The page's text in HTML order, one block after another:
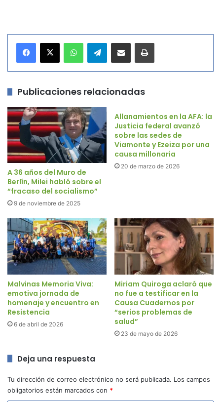
Telegram
Publicaciones relacionadas
A 36 años del Muro de
Berlín, Milei habló sobre el
“fracaso del socialismo”
9 de noviembre de 2025
Allanamientos en la AFA: la
Justicia federal avanzó
sobre las sedes de
Viamonte y Ezeiza por una
causa millonaria
20 de marzo de 2026
Malvinas Memoria Viva:
emotiva jornada de
homenaje y encuentro en
Resistencia
6 de abril de 2026
Miriam Quiroga aclaró que
no fue a testificar en la
Causa Cuadernos por
“serios problemas de
salud”
23 de mayo de 2026
Deja una respuesta
Tu dirección de correo electrónico no será publicada. Los campos
obligatorios están marcados con *